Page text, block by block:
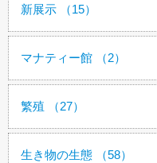
新展示 （15）
マナティー館 （2）
繁殖 （27）
生き物の生態 （58）